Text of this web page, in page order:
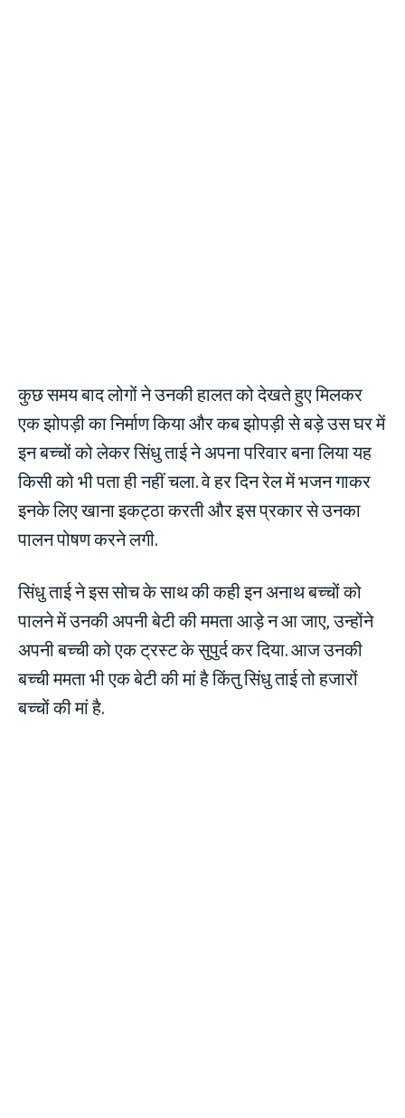
कुछ समय बाद लोगों ने उनकी हालत को देखते हुए मिलकर
एक झोपड़ी का निर्माण किया और कब झोपड़ी से बड़े उस घर में
इन बच्चों को लेकर सिंधु ताई ने अपना परिवार बना लिया यह
किसी को भी पता ही नहीं चला. वे हर दिन रेल में भजन गाकर
इनके लिए खाना इकट्ठा करती और इस प्रकार से उनका
पालन पोषण करने लगी.
सिंधु ताई ने इस सोच के साथ की कही इन अनाथ बच्‍चों को
पालने में उनकी अपनी बेटी की ममता आड़े न आ जाए, उन्होंने
अपनी बच्ची को एक ट्रस्ट के सुपुर्द कर दिया. आज उनकी
बच्ची ममता भी एक बेटी की मां है किंतु सिंधु ताई तो हजारों
बच्चों की मां है.